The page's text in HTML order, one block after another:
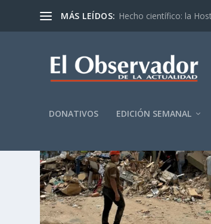
MÁS LEÍDOS: Hecho científico: la
DONATIVOS EDICIÓN SEMANAL